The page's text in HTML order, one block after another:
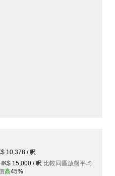
10,378 / 呎
15,000 / 呎 比較同區放盤平均
高45%